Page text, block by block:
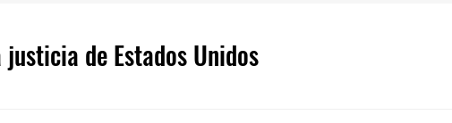
de Estados Unidos